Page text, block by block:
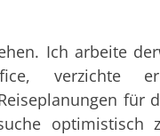
Ich arbeite
verzichte
für
optimistisch